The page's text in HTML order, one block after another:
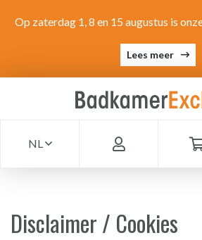
Op zaterdag 1, 8 en 15 augustus is
Lees meer
NL
Disclaimer / Cookies